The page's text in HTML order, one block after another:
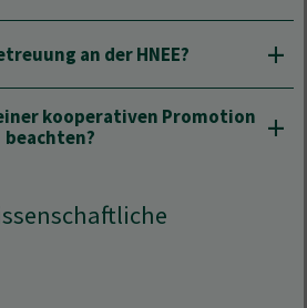
an der HNEE?
kooperativen Promotion
beachten?